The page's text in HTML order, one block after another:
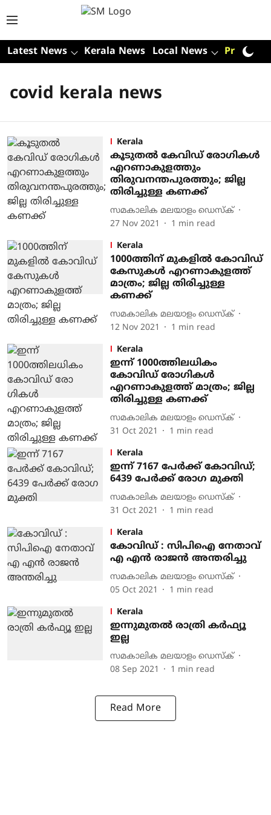
Latest News Kerala News Local News Premium
covid kerala news
Kerala
കൂടുതൽ കേവിഡ് രോ​ഗികൾ
എറണാകുളത്തും
തിരുവനന്തപുരത്തും; ജില്ല
തിരിച്ചുള്ള കണക്ക്
സമകാലിക മലയാളം ഡെസ്ക്
27 Nov 2021
1 min read
Kerala
1000ത്തിന് മുകളിൽ കോവിഡ്
കേസുകൾ എറണാകുളത്ത്
മാത്രം; ജില്ല തിരിച്ചുള്ള
കണക്ക്
സമകാലിക മലയാളം ഡെസ്ക്
12 Nov 2021
1 min read
Kerala
ഇന്ന് 1000ത്തിലധികം
കോവിഡ് രോ​ഗികൾ
എറണാകുളത്ത് മാത്രം; ജില്ല
തിരിച്ചുള്ള കണക്ക്
സമകാലിക മലയാളം ഡെസ്ക്
31 Oct 2021
1 min read
Kerala
ഇന്ന് 7167 പേർക്ക് കോവിഡ്;
6439 പേർക്ക് രോഗ മുക്തി
സമകാലിക മലയാളം ഡെസ്ക്
31 Oct 2021
1 min read
Kerala
കോവിഡ് : സിപിഐ നേതാവ്
എ എൻ രാജൻ അന്തരിച്ചു
സമകാലിക മലയാളം ഡെസ്ക്
05 Oct 2021
1 min read
Kerala
ഇന്നുമുതൽ രാത്രി കർഫ്യൂ
ഇല്ല
സമകാലിക മലയാളം ഡെസ്ക്
08 Sep 2021
1 min read
Read More